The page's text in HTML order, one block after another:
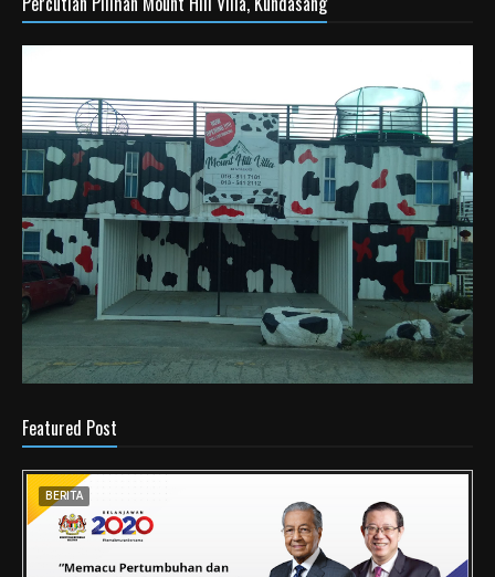
Featured Post
BERITA